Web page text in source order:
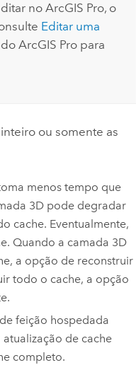
no ArcGIS Pro, o
Editar uma
ArcGIS Propara
ou somente as
menos tempo que
3D pode degradar
cache. Eventualmente,
Quando a camada 3D
a opção de reconstruir
todo o cache, a opção
feição hospedada
de cache
completo.